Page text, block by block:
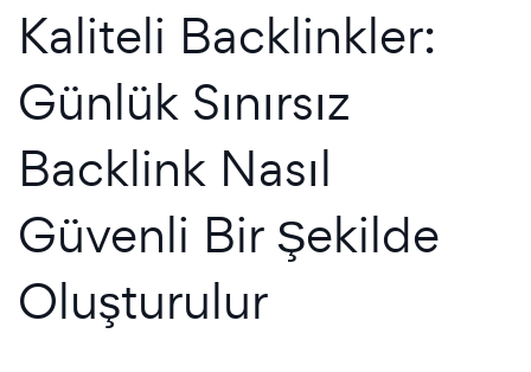
Kaliteli Backlinkler:
Günlük Sınırsız
Backlink Nasıl
Güvenli Bir Şekilde
Oluşturulur